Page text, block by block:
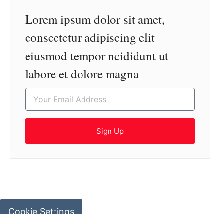
Lorem ipsum dolor sit amet,
consectetur adipiscing elit
eiusmod tempor ncididunt ut
labore et dolore magna
Sign Up
Cookie Settings